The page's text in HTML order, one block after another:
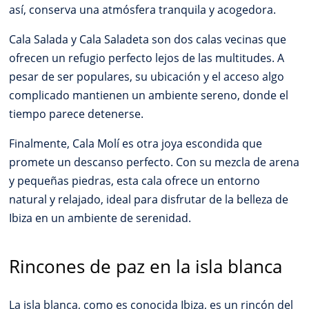
así, conserva una atmósfera tranquila y acogedora.
Cala Salada y Cala Saladeta son dos calas vecinas que
ofrecen un refugio perfecto lejos de las multitudes. A
pesar de ser populares, su ubicación y el acceso algo
complicado mantienen un ambiente sereno, donde el
tiempo parece detenerse.
Finalmente, Cala Molí es otra joya escondida que
promete un descanso perfecto. Con su mezcla de arena
y pequeñas piedras, esta cala ofrece un entorno
natural y relajado, ideal para disfrutar de la belleza de
Ibiza en un ambiente de serenidad.
Rincones de paz en la isla blanca
La isla blanca, como es conocida Ibiza, es un rincón del